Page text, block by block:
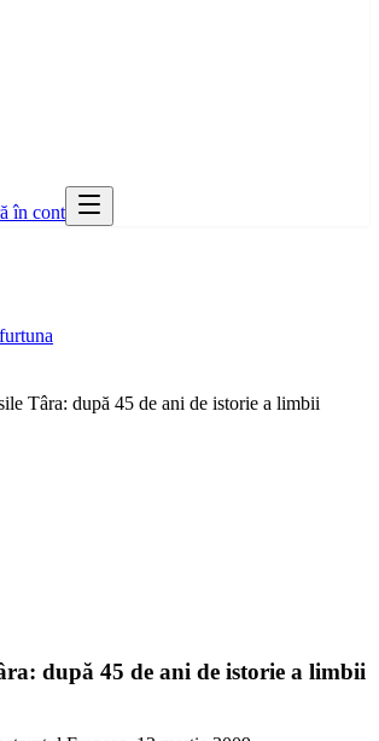
în cont
Târa: după 45 de ani de istorie a limbii
după 45 de ani de istorie a limbii